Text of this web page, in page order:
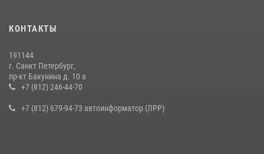
КОНТАКТЫ
191144
г. Санкт Петербург,
пр-кт Бакунина д. 10 а
+7 (812) 246-44-70
+7 (812) 679-94-73 автоинформатор (ЛРР)